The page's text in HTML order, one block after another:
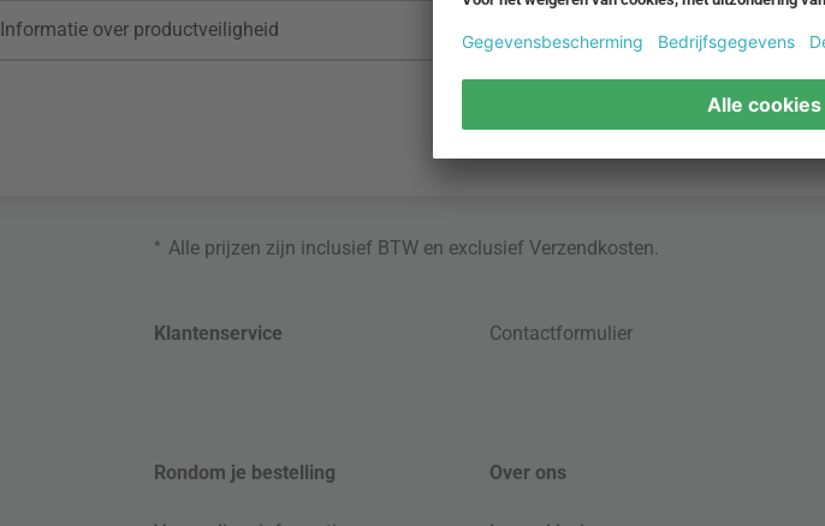
Informatie over productveiligheid
* Alle prijzen zijn inclusief BTW en exclusiefVerzendkosten
Klantenservice Contactformulier
Rondom je bestelling Over ons